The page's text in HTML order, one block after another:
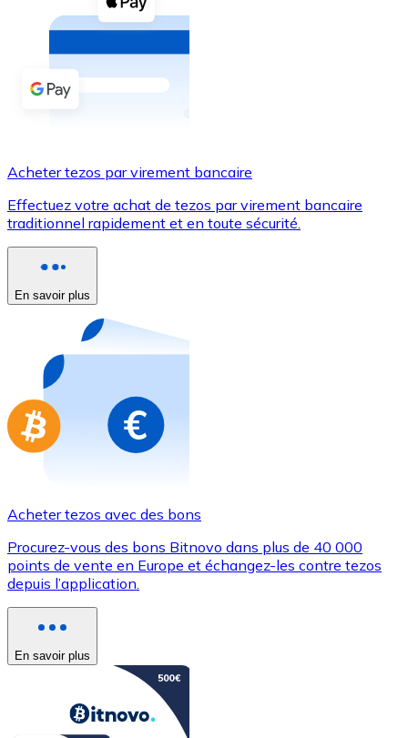
Achetez des cryptomonnaies en espèces et d'autres
Acheter avec espèces
Virement SEPA
Utilisez les cartes Visa et Mastercard pour acheter
Acheter avec carte
Nouveau
Achetez des cartes-cadeaux de vos marques
Aller à la boutique de cartes-cadeaux
Acheter tezos par virement bancaire
Effectuez votre achat de tezos par virement bancaire
traditionnel rapidement et en toute sécurité.
En savoir plus
Acheter tezos avec des bons
Procurez-vous des bons Bitnovo dans plus de 40 000
points de vente en Europe et échangez-les contre tezos
depuis l’application.
En savoir plus